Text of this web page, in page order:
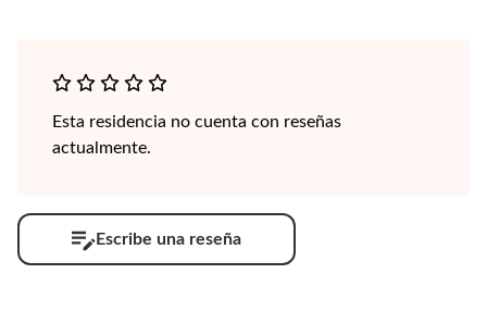
Esta residencia no cuenta con reseñas
actualmente.
Escribe una reseña